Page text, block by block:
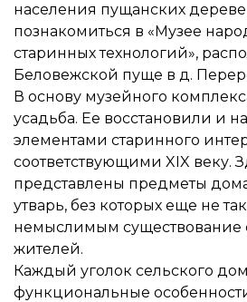
населения пущанских
познакомиться в «Музее
старинных технологий»,
Беловежской пуще в д.
В основу музейного
усадьба. Ее восстановили и
элементами старинного
соответствующими XIX веку.
представлены предметы
утварь, без которых еще не
немыслимым существование
жителей.
Каждый уголок сельского
функциональные